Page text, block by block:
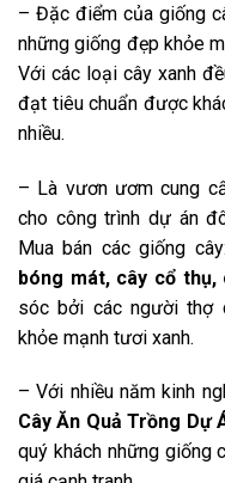
– Đặc điểm của giống
những giống đẹp khỏe
Với các loại cây xanh
đạt tiêu chuẩn được
nhiều.
– Là vươn ươm cung
cho công trình dự án
Mua bán các giống cây:
bóng mát, cây cổ thụ,
sóc bởi các người thợ
khỏe mạnh tươi xanh.
– Với nhiều năm kinh
Cây Ăn Quả Trồng Dự
quý khách những giống